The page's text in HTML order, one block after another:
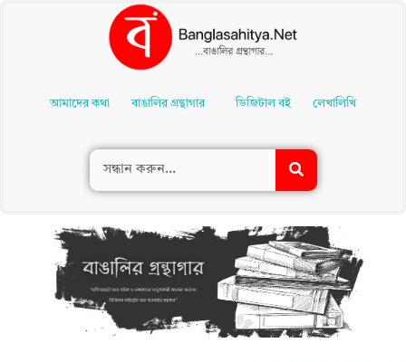
Contentআমাদের কথা বাঙালির গ্রন্থাগার ডিজিটাল বই লেখালিখি